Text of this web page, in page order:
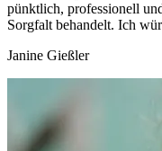
pünktlich, professionell
Sorgfalt behandelt. Ich
Janine Gießler